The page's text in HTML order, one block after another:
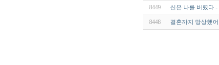
8449 신은 나를 버렸다
8448 결혼까지 망상했